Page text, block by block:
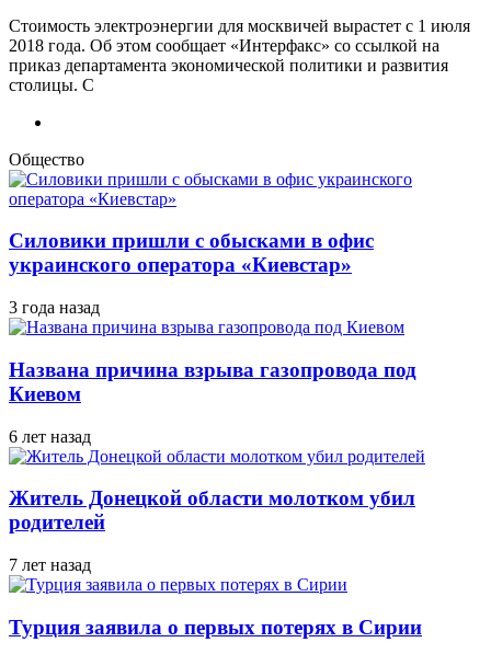
Стоимость электроэнергии для москвичей вырастет с 1 июля
2018 года. Об этом сообщает «Интерфакс» со ссылкой на
приказ департамента экономической политики и развития
столицы. С
Общество
Силовики пришли с обысками в офис
украинского оператора «Киевстар»
3 года назад
Названа причина взрыва газопровода под
Киевом
6 лет назад
Житель Донецкой области молотком убил
родителей
7 лет назад
Турция заявила о первых потерях в Сирии